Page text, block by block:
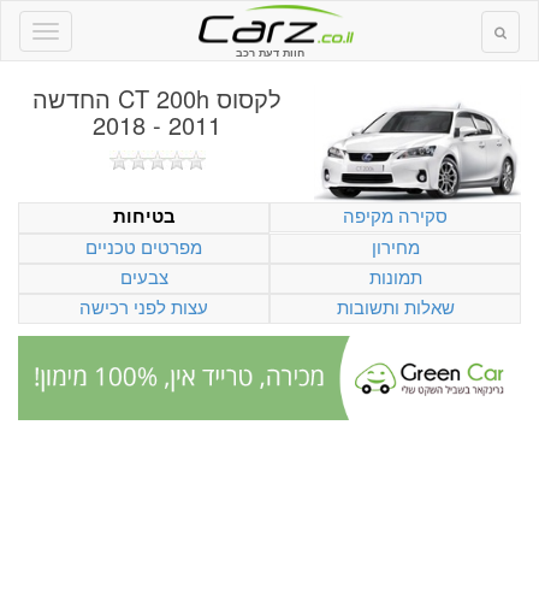
חוות דעת רכב
לקסוס CT 200h החדשה
2011 - 2018
סקירה מקיפה
בטיחות
מחירון
מפרטים טכניים
תמונות
צבעים
שאלות ותשובות
עצות לפני רכישה